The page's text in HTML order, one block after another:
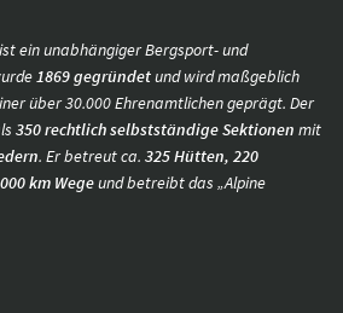
ein unabhängiger Bergsport- und
1869 gegründetund wird maßgeblich
über 30.000 Ehrenamtlichen geprägt. Der
350 rechtlich selbstständige Sektionen mit
. Er betreut ca. 325 Hütten, 220
km Wegeund betreibt das „Alpine